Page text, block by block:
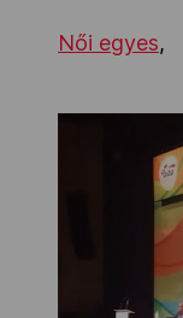
Női egyes,